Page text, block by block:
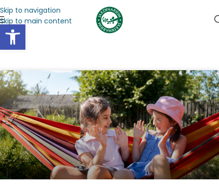
Abrir barra de herramientas
Skip to navigation
Skip to main content